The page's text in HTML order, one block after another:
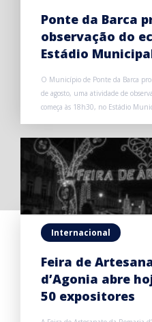
Ponte da Barca
observação do
Estádio
O Município de Ponte da Barca
de agosto, uma atividade de
começa às 18h30, no Estádio
Internacional
Feira de
d’Agonia abre
50 expositores